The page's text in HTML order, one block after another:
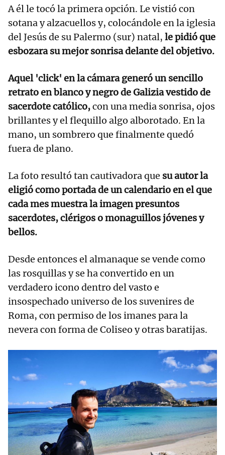
A él le tocó la primera opción. Le vistió con
sotana y alzacuellos y, colocándole en la iglesia
del Jesús de su Palermo (sur) natal, le pidió que
esbozara su mejor sonrisa delante del objetivo.
Aquel 'click' en la cámara generó un sencillo
retrato en blanco y negro de Galizia vestido de
sacerdote católico,con una media sonrisa, ojos
brillantes y el flequillo algo alborotado. En la
mano, un sombrero que finalmente quedó
fuera de plano.
La foto resultó tan cautivadora que su autor la
eligió como portada de un calendario en el que
cada mes muestra la imagen presuntos
sacerdotes, clérigos o monaguillos jóvenes y
bellos.
Desde entonces el almanaque se vende como
las rosquillas y se ha convertido en un
verdadero icono dentro del vasto e
insospechado universo de los suvenires de
Roma, con permiso de los imanes para la
nevera con forma de Coliseo y otras baratijas.